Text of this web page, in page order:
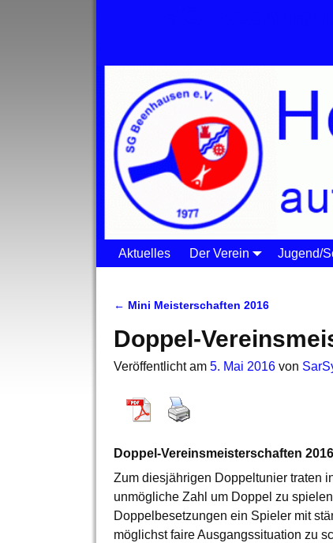
Aktuelles Der Verein Jugend/
← Mini Meisterschaften 2016
Doppel-
Veröffentlicht am 5. Mai 2016 von
Doppel-Vereinsmeisterschaften
Zum diesjährigen Doppeltunier traten
unmögliche Zahl um Doppel zu
Doppelbesetzungen ein Spieler mit
möglichst faire Ausgangssituation zu